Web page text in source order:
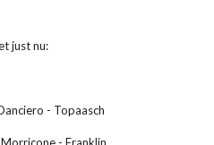
just nu:
- Topaasch